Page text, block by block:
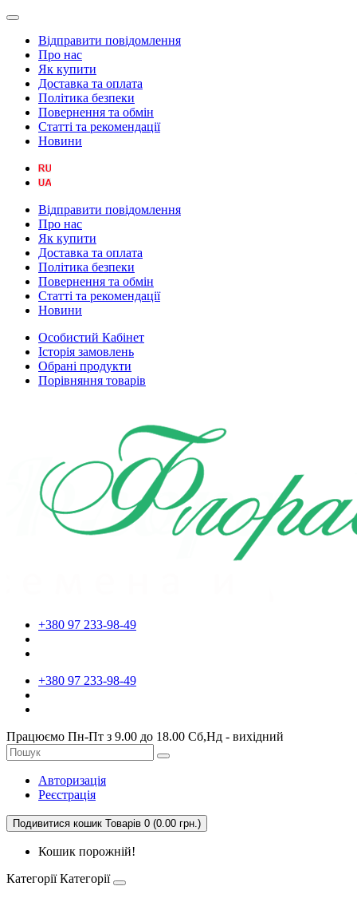
Відправити повідомлення
Про нас
Як купити
Доставка та оплата
Політика безпеки
Повернення та обмін
Статті та рекомендації
Новини
Відправити повідомлення
Про нас
Як купити
Доставка та оплата
Політика безпеки
Повернення та обмін
Статті та рекомендації
Новини
Особистий Кабінет
Історія замовлень
Обрані продукти
Порівняння товарів
+380 97 233-98-49
+380 97 233-98-49
Працюємо Пн-Пт з 9.00 до 18.00 Сб,Нд - вихідний
Авторизація
Реєстрація
Подивитися кошик Товарів 0 (0.00 грн.)
Кошик порожній!
Категорії Категорії